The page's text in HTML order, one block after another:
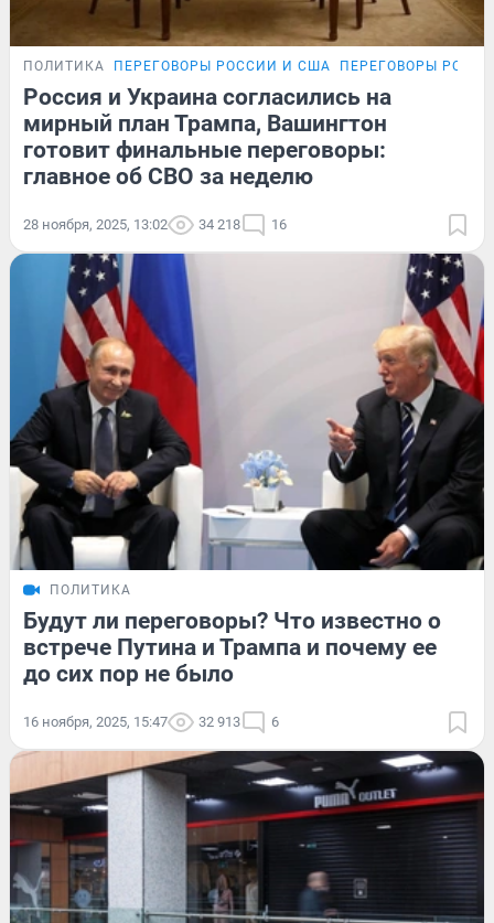
ПОЛИТИКА ПЕРЕГОВОРЫ РОССИИ И США ПЕРЕГОВОРЫ
Россия и Украина согласились на
мирный план Трампа, Вашингтон
готовит финальные переговоры:
главное об СВО за неделю
28 ноября, 2025, 13:02 34 218 16
ПОЛИТИКА
Будут ли переговоры? Что известно о
встрече Путина и Трампа и почему ее
до сих пор не было
16 ноября, 2025, 15:47 32 913 6